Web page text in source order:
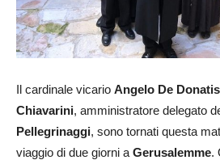
Il cardinale vicario Angelo De Donatis
Chiavarini, amministratore delegato
Pellegrinaggi, sono tornati questa
viaggio di due giorni a Gerusalemme.